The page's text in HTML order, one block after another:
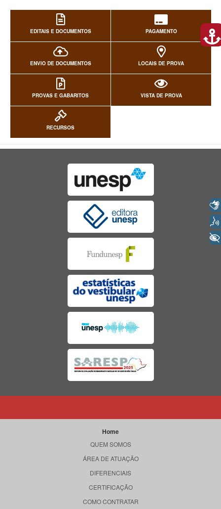
EDITAIS E DOCUMENTOS PAGAMENTO
ENVIO DE DOCUMENTOS LOCAIS DE PROVA
PROVAS E GABARITOS VISTA DE PROVA
RECURSOS
Home
QUEM SOMOS
ÁREA DE ATUAÇÃO
DIFERENCIAIS
CERTIFICAÇÃO
COMO CONTRATAR
+ Acessibilidade